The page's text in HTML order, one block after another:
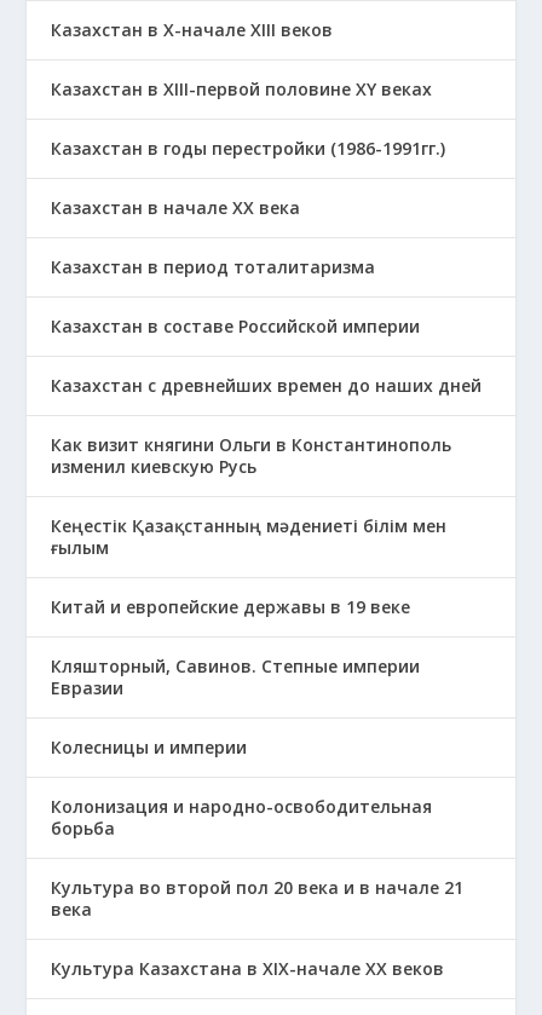
Казахстан в X-начале XIII веков
Казахстан в XIII-первой половине ХҮ веках
Казахстан в годы перестройки (1986-1991гг.)
Казахстан в начале ХХ века
Казахстан в период тоталитаризма
Казахстан в составе Российской империи
Казахстан с древнейших времен до наших дней
Как визит княгини Ольги в Константинополь
изменил киевскую Русь
Кеңестік Қазақстанның мәдениеті білім мен
ғылым
Китай и европейские державы в 19 веке
Кляшторный, Савинов. Степные империи
Евразии
Колесницы и империи
Колонизация и народно-освободительная
борьба
Культура во второй пол 20 века и в начале 21
века
Культура Казахстана в ХІХ-начале ХХ веков